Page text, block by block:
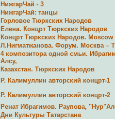
НижгарЧай - 3
НижгарЧай: танцы
Горловое Тюркских Народов
Елена. Концрт Тюркских Народов
Концрт Тюркских Народов. Moscow
Л.Нигматжанова. Форум. Москва –
4 композитора одной смьи.
Алсу,
Казахстан. Тюркских Народов
Р. Калимуллин авторский концрт-1
Р. Калимуллин авторский концрт-2
Ренат Ибрагимов. Раупова,
Дни Культуры Татарстана